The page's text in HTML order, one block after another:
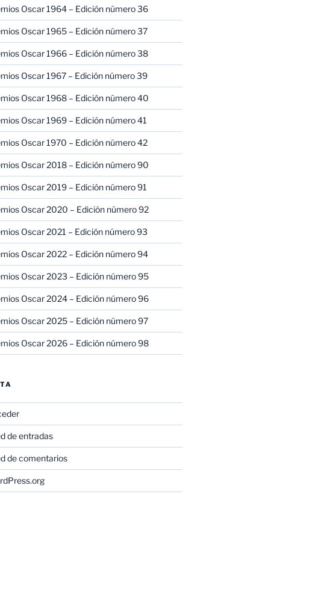
Oscar 1964 – Edición número 36
Oscar 1965 – Edición número 37
Oscar 1966 – Edición número 38
Oscar 1967 – Edición número 39
Oscar 1968 – Edición número 40
Oscar 1969 – Edición número 41
Oscar 1970 – Edición número 42
Oscar 2018 – Edición número 90
Oscar 2019 – Edición número 91
Oscar 2020 – Edición número 92
Oscar 2021 – Edición número 93
Oscar 2022 – Edición número 94
Oscar 2023 – Edición número 95
Oscar 2024 – Edición número 96
Oscar 2025 – Edición número 97
Oscar 2026 – Edición número 98
de entradas
de comentarios